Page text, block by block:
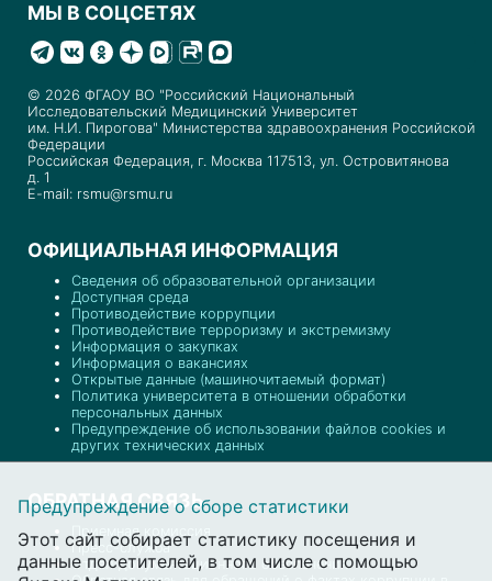
МЫ В СОЦСЕТЯХ
© 2026 ФГАОУ ВО "Российский Национальный
Исследовательский Медицинский Университет
им. Н.И. Пирогова" Министерства здравоохранения Российской
Федерации
Российская Федерация, г. Москва 117513, ул. Островитянова
д. 1
E-mail: rsmu@rsmu.ru
ОФИЦИАЛЬНАЯ ИНФОРМАЦИЯ
Сведения об образовательной организации
Доступная среда
Противодействие коррупции
Противодействие терроризму и экстремизму
Информация о закупках
Информация о вакансиях
Открытые данные (машиночитаемый формат)
Политика университета в отношении обработки
персональных данных
Предупреждение об использовании файлов cookies и
других технических данных
ОБРАТНАЯ СВЯЗЬ
Приемная комиссия
Пресс-служба
Отдел документационного обеспечения
Предупреждение о сборе статистики
Этот сайт собирает статистику посещения и
данные посетителей, в том числе с помощью